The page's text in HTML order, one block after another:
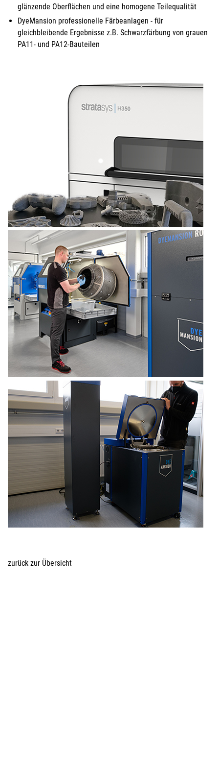
glänzende Oberflächen und eine homogene Teilequalität
DyeMansion professionelle Färbeanlagen - für
gleichbleibende Ergebnisse z.B. Schwarzfärbung von grauen
PA11- und PA12-Bauteilen
zurück zur Übersicht